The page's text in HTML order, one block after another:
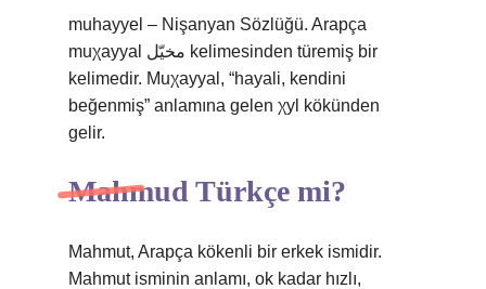
muhayyel – Nişanyan Sözlüğü. Arapça
muχayyal مخيّل kelimesinden türemiş bir
kelimedir. Muχayyal, “hayali, kendini
beğenmiş” anlamına gelen χyl kökünden
gelir.
Mahmud Türkçe mi?
Mahmut, Arapça kökenli bir erkek ismidir.
Mahmut isminin anlamı, ok kadar hızlı,